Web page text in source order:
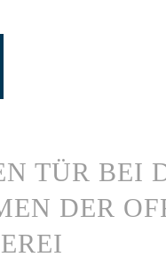
TÜR BEI
DER